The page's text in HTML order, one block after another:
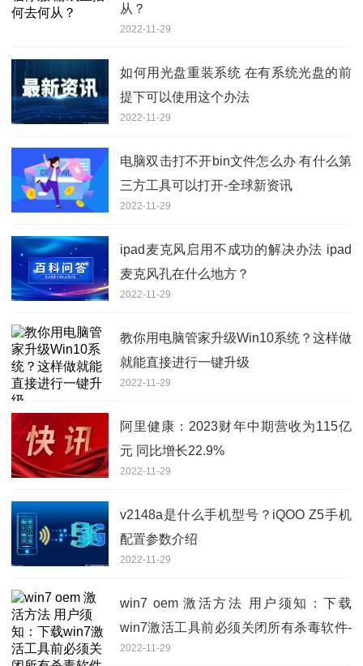
从？
2022-11-29
如何用光盘重装系统 在有系统光盘的前
提下可以使用这个办法
2022-11-29
电脑双击打不开bin文件怎么办 有什么第
三方工具可以打开-全球新资讯
2022-11-29
ipad麦克风启用不成功的解决办法 ipad
麦克风孔在什么地方？
2022-11-29
教你用电脑管家升级Win10系统？这样做
就能直接进行一键升级
2022-11-29
阿里健康：2023财年中期营收为115亿
元 同比增长22.9%
2022-11-29
v2148a是什么手机型号？iQOO Z5手机
配置参数介绍
2022-11-29
win7 oem 激活方法 用户须知：下载
win7激活工具前必须关闭所有杀毒软件-
世界观热点
2022-11-29